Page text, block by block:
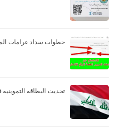
خطوات سداد غرامات
تحديث البطاقة